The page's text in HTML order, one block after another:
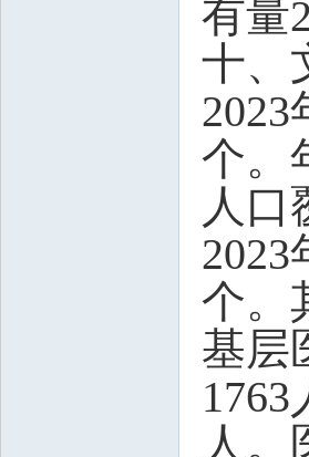
有量
十、
个。
人口
个。
基层
人。